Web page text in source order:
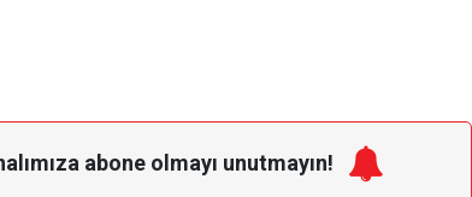
abone olmayı unutmayın!